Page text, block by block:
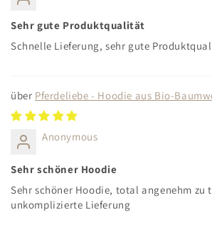
Sehr gute Produktqualität
Schnelle Lieferung, sehr gute
Pferdeliebe - Hoodie aus Bio-
Anonymous
Sehr schöner Hoodie
Sehr schöner Hoodie, total angenehm zu
unkomplizierte Lieferung